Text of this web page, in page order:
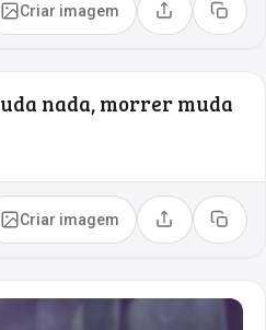
Criar imagem Compartilhar
Copiar
nada, morrer muda
Criar imagem Compartilhar
Copiar